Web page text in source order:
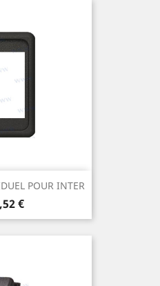
POUR INTER
€